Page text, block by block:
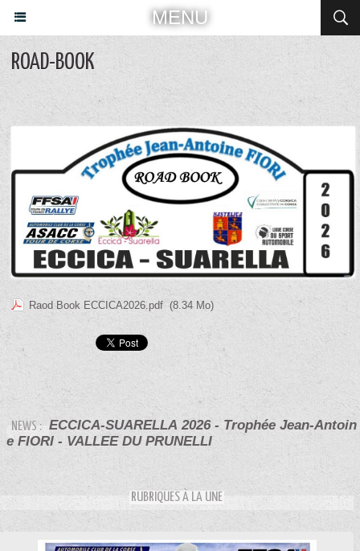
MENU
ROAD-BOOK
Raod Book ECCICA2026.pdf (8.34 Mo)
NEWS : ECCICA-SUARELLA 2026 - Trophée Jean-Antoin
e FIORI - VALLEE DU PRUNELLI
RUBRIQUES À LA UNE